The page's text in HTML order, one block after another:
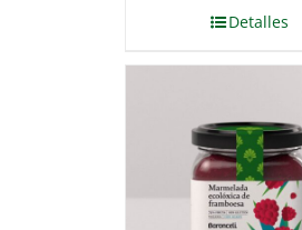
Detalles